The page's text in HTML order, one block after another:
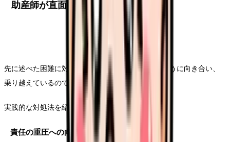
助産師が直面する困難への対処法
先に述べた困難に対して、現役助産師たちはどのように向き合い、
乗り越えているのでしょうか。
実践的な対処法を紹介します。
責任の重圧への向き合い方